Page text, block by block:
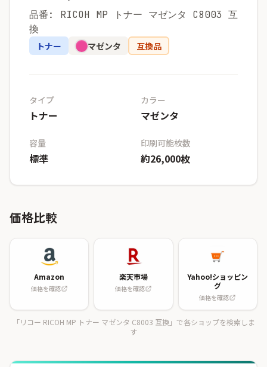
品番: RICOH MP トナー マゼンタ C8003 互
換
トナー マゼンタ 互換品
タイプ
トナー
カラー
マゼンタ
容量
標準
印刷可能枚数
約26,000枚
価格比較
Amazon
価格を確認
楽天市場
価格を確認
Yahoo!ショッピン
グ
価格を確認
「リコー RICOH MP トナー マゼンタ C8003 互換」で各ショップを検索しま
す